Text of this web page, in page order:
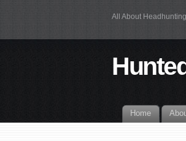
All About Headhunting
Home